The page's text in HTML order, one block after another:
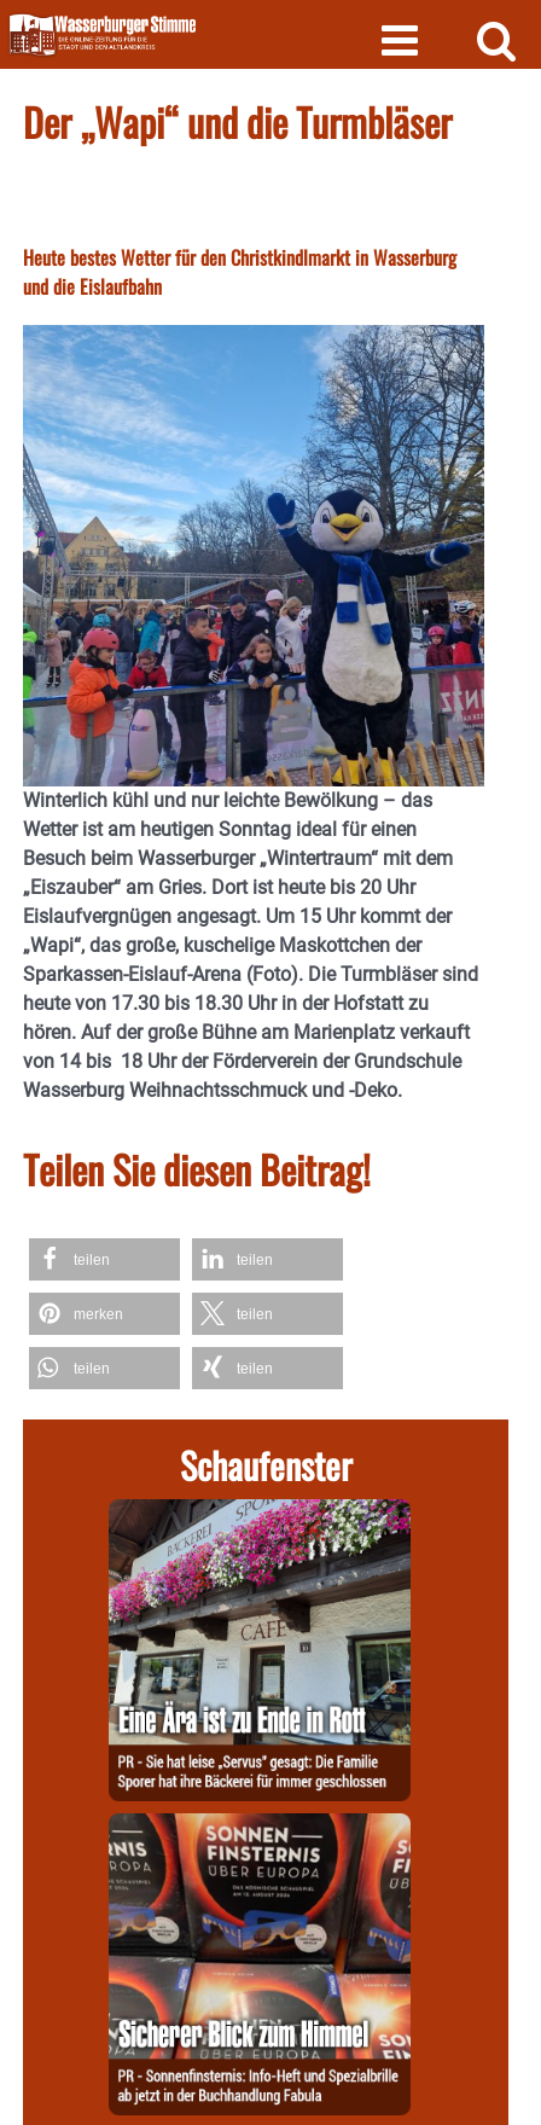
Skip
to
content
Der „Wapi“ und die Turmbläser
Heute bestes Wetter für den Christkindlmarkt in Wasserburg
und die Eislaufbahn
Winterlich kühl und nur leichte Bewölkung – das
Wetter ist am heutigen Sonntag ideal für einen
Besuch beim Wasserburger „Wintertraum“ mit dem
„Eiszauber“ am Gries. Dort ist heute bis 20 Uhr
Eislaufvergnügen angesagt. Um 15 Uhr kommt der
„Wapi“, das große, kuschelige Maskottchen der
Sparkassen-Eislauf-Arena (Foto). Die Turmbläser sind
heute von 17.30 bis 18.30 Uhr in der Hofstatt zu
hören. Auf der große Bühne am Marienplatz verkauft
von 14 bis 18 Uhr der Förderverein der Grundschule
Wasserburg Weihnachtsschmuck und -Deko.
Teilen Sie diesen Beitrag!
teilen teilen
merken teilen
teilen teilen
Schaufenster